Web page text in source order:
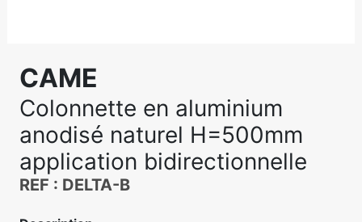
CAME
Colonnette en aluminium
anodisé naturel H=500mm
application bidirectionnelle
REF : DELTA-B